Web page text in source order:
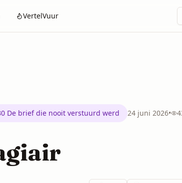
VertelVuur
De brief die nooit verstuurd werd 24 juni 2026•